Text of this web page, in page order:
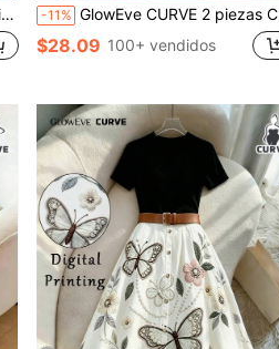
-11% GlowEve CURVE 2 piezas Conjunto de Mujer Talla Grande de Camisa de Manga Corta con Cuello Redondo y Botones Metálicos en unicolor Elegante y Pantalones Rectos Plisados Largos, Adecuado para Primavera/Verano Casual de Oficina
$28.09 100+ vendidos